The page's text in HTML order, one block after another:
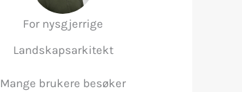
For nysgjerrige
Landskapsarkitekt
Mange brukere besøker